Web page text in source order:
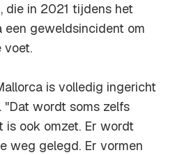
die in 2021 tijdens het
een geweldsincident om
voet.
is volledig ingericht
"Dat wordt soms zelfs
is ook omzet. Er wordt
weg gelegd. Er vormen